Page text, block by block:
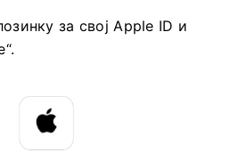
за свој Apple ID и